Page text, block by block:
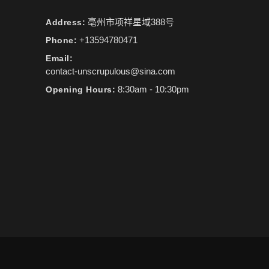
Address: 亳州市项祥星域388号
Phone: +13594780471
Email:
contact-unscrupulous@sina.com
Opening Hours: 8:30am - 10:30pm